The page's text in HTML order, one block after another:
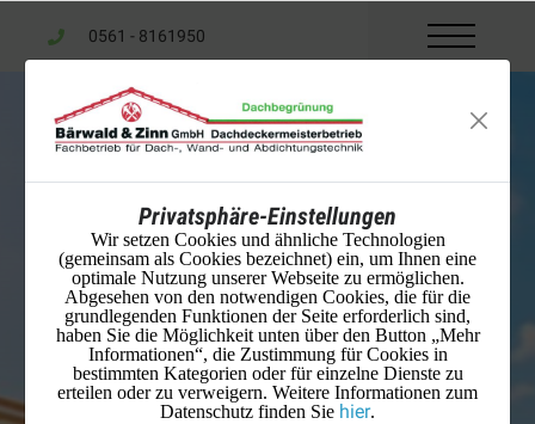
0561 - 8161950
Privatsphäre-Einstellungen
Wir setzen Cookies und ähnliche Technologien
(gemeinsam als Cookies bezeichnet) ein, um Ihnen eine
optimale Nutzung unserer Webseite zu ermöglichen.
Abgesehen von den notwendigen Cookies, die für die
grundlegenden Funktionen der Seite erforderlich sind,
haben Sie die Möglichkeit unten über den Button „Mehr
Informationen“, die Zustimmung für Cookies in
bestimmten Kategorien oder für einzelne Dienste zu
erteilen oder zu verweigern. Weitere Informationen zum
Datenschutz finden Sie hier.